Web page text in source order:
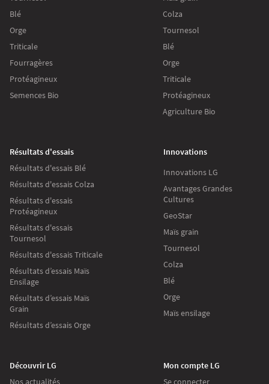
Blé
Orge
Triticale
Fourragères
Protéagineux
Semences Bio
Colza
Tournesol
Blé
Orge
Triticale
Protéagineux
Agriculture Bio
Résultats d'essais
Résultats d'essais Blé
Résultats d'essais Colza
Résultats d'essais
Protéagineux
Résultats d'essais
Tournesol
Résultats d'essais Triticale
Résultats d’essais Maïs
Ensilage
Résultats d’essais Maïs
Grain
Résultats d’essais Orge
Innovations
Innovations LG
Avantages Grandes
Cultures
GeoStar
Maïs grain
Tournesol
Colza
Blé
Orge
Maïs ensilage
Découvrir LG
Nos actualités
Mon compte LG
Se connecter